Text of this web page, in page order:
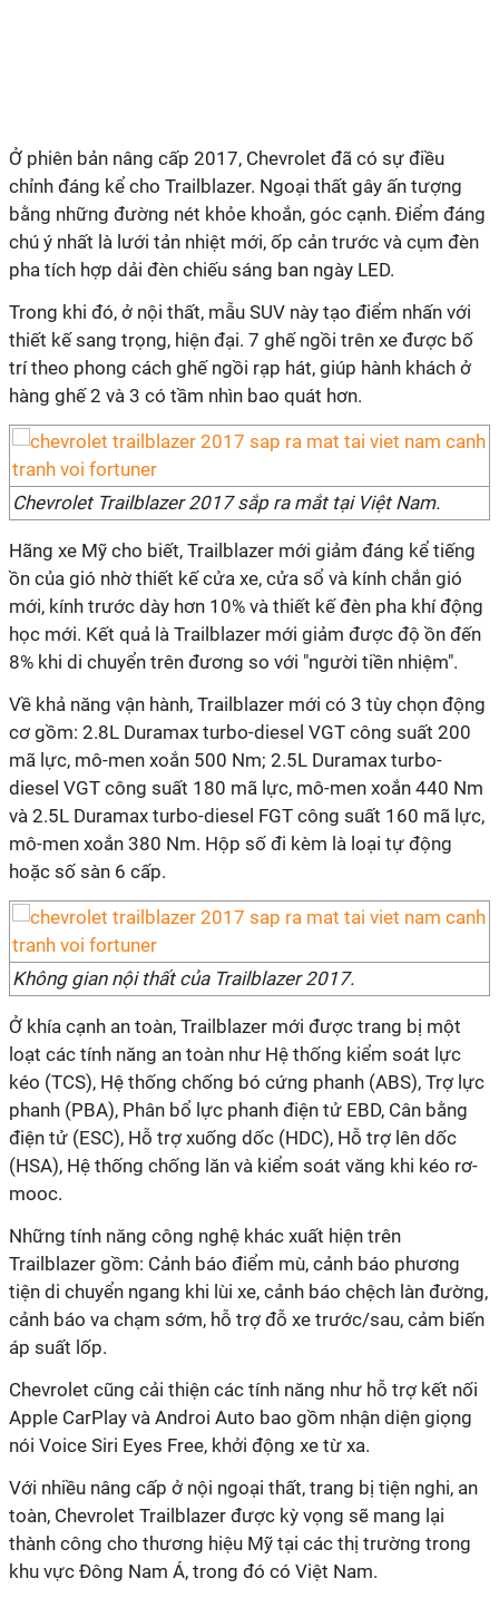
Ở phiên bản nâng cấp 2017, Chevrolet đã có sự điều
chỉnh đáng kể cho Trailblazer. Ngoại thất gây ấn tượng
bằng những đường nét khỏe khoắn, góc cạnh. Điểm đáng
chú ý nhất là lưới tản nhiệt mới, ốp cản trước và cụm đèn
pha tích hợp dải đèn chiếu sáng ban ngày LED.
Trong khi đó, ở nội thất, mẫu SUV này tạo điểm nhấn với
thiết kế sang trọng, hiện đại. 7 ghế ngồi trên xe được bố
trí theo phong cách ghế ngồi rạp hát, giúp hành khách ở
hàng ghế 2 và 3 có tầm nhìn bao quát hơn.
Chevrolet Trailblazer 2017 sắp ra mắt tại Việt Nam.
Hãng xe Mỹ cho biết, Trailblazer mới giảm đáng kể tiếng
ồn của gió nhờ thiết kế cửa xe, cửa sổ và kính chắn gió
mới, kính trước dày hơn 10% và thiết kế đèn pha khí động
học mới. Kết quả là Trailblazer mới giảm được độ ồn đến
8% khi di chuyển trên đương so với "người tiền nhiệm".
Về khả năng vận hành, Trailblazer mới có 3 tùy chọn động
cơ gồm: 2.8L Duramax turbo-diesel VGT công suất 200
mã lực, mô-men xoắn 500 Nm; 2.5L Duramax turbo-
diesel VGT công suất 180 mã lực, mô-men xoắn 440 Nm
và 2.5L Duramax turbo-diesel FGT công suất 160 mã lực,
mô-men xoắn 380 Nm. Hộp số đi kèm là loại tự động
hoặc số sàn 6 cấp.
Không gian nội thất của Trailblazer 2017.
Ở khía cạnh an toàn, Trailblazer mới được trang bị một
loạt các tính năng an toàn như Hệ thống kiểm soát lực
kéo (TCS), Hệ thống chống bó cứng phanh (ABS), Trợ lực
phanh (PBA), Phân bổ lực phanh điện tử EBD, Cân bằng
điện tử (ESC), Hỗ trợ xuống dốc (HDC), Hỗ trợ lên dốc
(HSA), Hệ thống chống lăn và kiểm soát văng khi kéo rơ-
mooc.
Những tính năng công nghệ khác xuất hiện trên
Trailblazer gồm: Cảnh báo điểm mù, cảnh báo phương
tiện di chuyển ngang khi lùi xe, cảnh báo chệch làn đường,
cảnh báo va chạm sớm, hỗ trợ đỗ xe trước/sau, cảm biến
áp suất lốp.
Chevrolet cũng cải thiện các tính năng như hỗ trợ kết nối
Apple CarPlay và Androi Auto bao gồm nhận diện giọng
nói Voice Siri Eyes Free, khởi động xe từ xa.
Với nhiều nâng cấp ở nội ngoại thất, trang bị tiện nghi, an
toàn, Chevrolet Trailblazer được kỳ vọng sẽ mang lại
thành công cho thương hiệu Mỹ tại các thị trường trong
khu vực Đông Nam Á, trong đó có Việt Nam.